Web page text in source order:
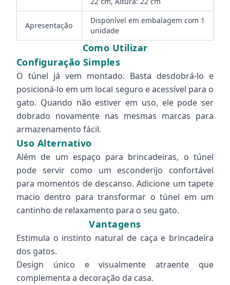
Apresentação
Disponível em embalagem com 1
unidade
Como Utilizar
Configuração Simples
O túnel já vem montado. Basta desdobrá-lo e
posicioná-lo em um local seguro e acessível para o
gato. Quando não estiver em uso, ele pode ser
dobrado novamente nas mesmas marcas para
armazenamento fácil.
Uso Alternativo
Além de um espaço para brincadeiras, o túnel
pode servir como um esconderijo confortável
para momentos de descanso. Adicione um tapete
macio dentro para transformar o túnel em um
cantinho de relaxamento para o seu gato.
Vantagens
Estimula o instinto natural de caça e brincadeira
dos gatos.
Design único e visualmente atraente que
complementa a decoração da casa.